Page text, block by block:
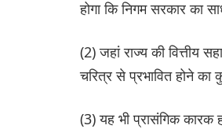
होगा कि निगम सरकार का
(2) जहां राज्य की वित्तीय
चरित्र से प्रभावित होने
(3) यह भी प्रासंगिक कारक